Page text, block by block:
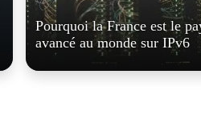
Pourquoi la France est le
avancé au monde sur IPv6